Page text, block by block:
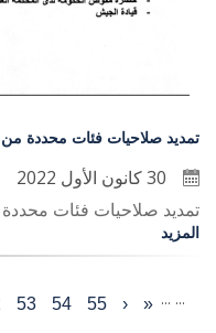
تمديد صلاحيات فئات محددة
تمديد صلاحيات فئات
المزيد
…
53
الصفحة
54
الصفحة
55 …
الصفحة
‹
Last
«